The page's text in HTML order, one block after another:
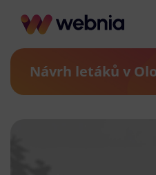
Návrh letáků v